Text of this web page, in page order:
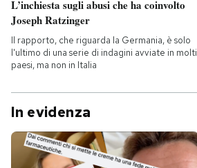
L’inchiesta sugli abusi che ha coinvolto
Joseph Ratzinger
Il rapporto, che riguarda la Germania, è solo
l'ultimo di una serie di indagini avviate in molti
paesi, ma non in Italia
In evidenza